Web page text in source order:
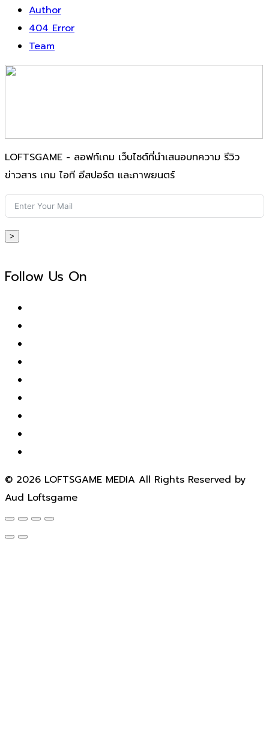
Author
404 Error
Team
LOFTSGAME - ลอฟท์เกม เว็บไซต์ที่นำเสนอบทความ รีวิว
ข่าวสาร เกม ไอที อีสปอร์ต และภาพยนตร์
>
Follow Us On
© 2026 LOFTSGAME MEDIA All Rights Reserved by
Aud Loftsgame